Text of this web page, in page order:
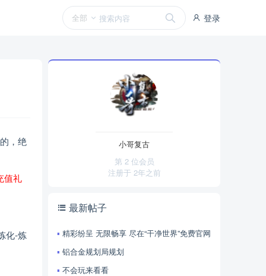
登录
全部
，绝
值礼
化-炼
小哥复古
第 2 位会员
注册于 2年之前
最新帖子
精彩纷呈 无限畅享 尽在“干净世界”免费官网
铝合金规划局规划
不会玩来看看